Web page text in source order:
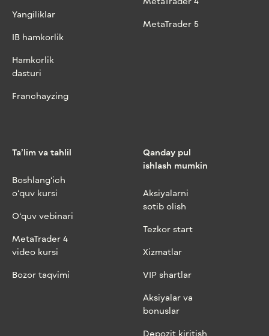
Yangiliklar
IB hamkorlik
Hamkorlik
dasturi
Franchayzing
MetaTrader 5
Ta’lim va tahlil
Boshlang‘ich
o‘quv kursi
O‘quv vebinari
MetaTrader 4
video kursi
Bozor taqvimi
Qanday pul
ishlash mumkin
Aksiyalarni
sotib olish
Tezkor start
Xizmatlar
VIP shartlar
Aksiyalar va
bonuslar
Depozit kiritish